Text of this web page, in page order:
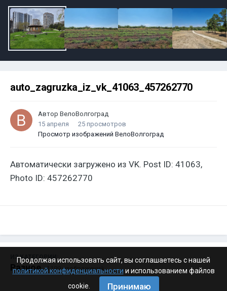
auto_zagruzka_iz_vk_41063_457262770
Автор ВелоВолгоград
15 апреля
25 просмотров
Просмотр изображений ВелоВолгоград
Автоматически загружено из VK. Post ID: 41063,
Photo ID: 457262770
ИЗ КАТЕГОРИИ:
Разное · 4 199 изображений
Продолжая использовать сайт, вы соглашаетесь с нашей
политикой конфиденциальности и использованием файлов
cookie.
Принимаю